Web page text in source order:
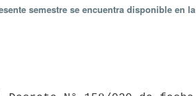
semestre se encuentra disponible en la